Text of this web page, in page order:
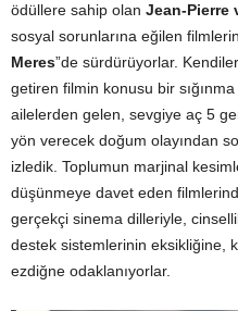
ödüllere sahip olan Jean-Pierre
sosyal sorunlarına eğilen
Meres”de sürdürüyorlar.
getiren filmin konusu bir
ailelerden gelen, sevgiye aç 5
yön verecek doğum olayından
izledik. Toplumun marjinal
düşünmeye davet eden
gerçekçi sinema dilleriyle,
destek sistemlerinin eksikliğine,
ezdiğne odaklanıyorlar.